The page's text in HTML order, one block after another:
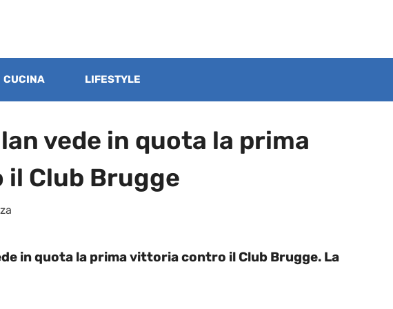
CUCINA LIFESTYLE
vede in quota la prima
Club Brugge
in quota la prima vittoria contro il Club Brugge. La